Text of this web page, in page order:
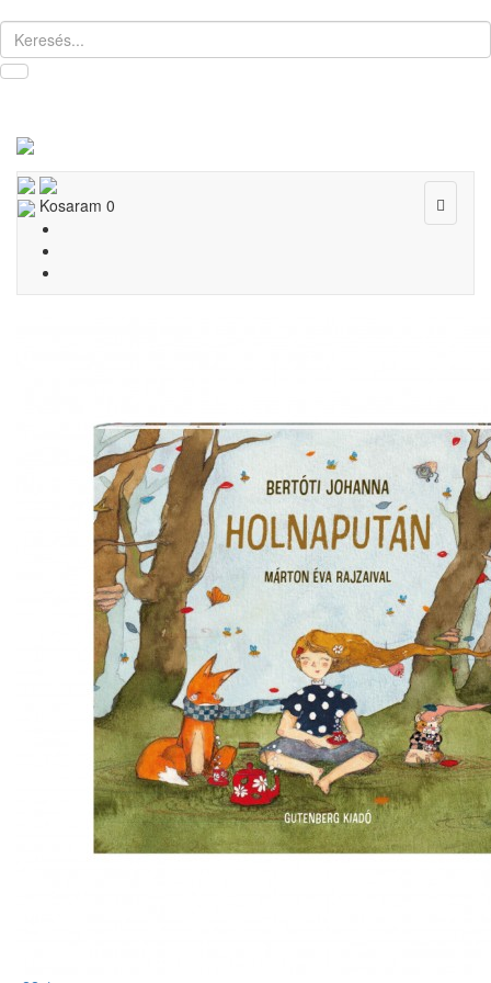
Toggle
Kosaram 0